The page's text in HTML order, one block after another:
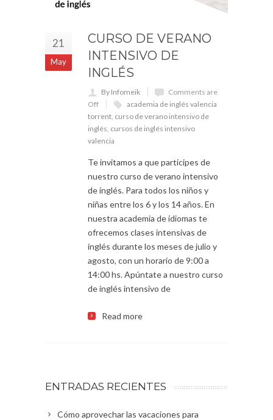
21
May
CURSO DE VERANO
INTENSIVO DE
INGLÉS
By Infomeik
Comments are
Off
academia de inglés valencia
torrent curso de verano intensivo de
inglés cursos de inglés intensivo
valencia
Te invitamos a que participes de
nuestro curso de verano intensivo
de inglés. Para todos los niños y
niñas entre los 6 y los 14 años. En
nuestra academia de idiomas te
ofrecemos clases intensivas de
inglés durante los meses de julio y
agosto, con un horario de 9:00 a
14:00 hs. Apúntate a nuestro curso
de inglés intensivo de
Read more
ENTRADAS RECIENTES
Cómo aprovechar las vacaciones para